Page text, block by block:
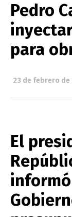
Pedro
para
23 de febrero de
El